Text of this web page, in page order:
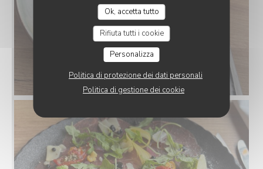
Ok, accetta tutto
Rifiuta tutti i cookie
Personalizza
Politica di protezione dei dati personali
Politica di gestione dei cookie